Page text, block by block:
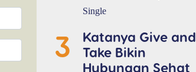
Single
3
Katanya Give and
Take Bikin
Hubungan Sehat